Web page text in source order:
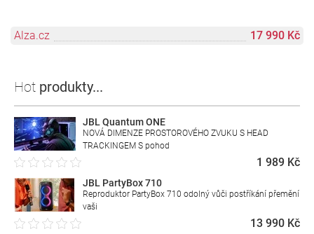
Alza.cz 17 990 Kč
Hot produkty...
JBL Quantum ONE
NOVÁ DIMENZE PROSTOROVÉHO ZVUKU S HEAD
TRACKINGEM S pohod
1 989 Kč
JBL PartyBox 710
Reproduktor PartyBox 710 odolný vůči postříkání přemění
vaši
13 990 Kč